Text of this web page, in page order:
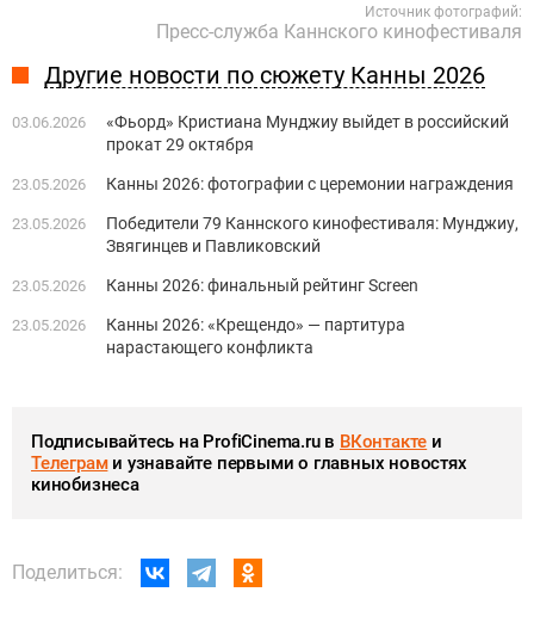
Источник фотографий:
Пресс-служба Каннского кинофестиваля
Другие новости по сюжету Канны 2026
03.06.2026
«Фьорд» Кристиана Мунджиу выйдет в российский
прокат 29 октября
23.05.2026 Канны 2026: фотографии с церемонии награждения
23.05.2026
Победители 79 Каннского кинофестиваля: Мунджиу,
Звягинцев и Павликовский
23.05.2026 Канны 2026: финальный рейтинг Screen
23.05.2026
Канны 2026: «Крещендо» — партитура
нарастающего конфликта
Подписывайтесь на ProfiCinema.ru в ВКонтакте и
Телеграми узнавайте первыми о главных новостях
кинобизнеса
Поделиться: